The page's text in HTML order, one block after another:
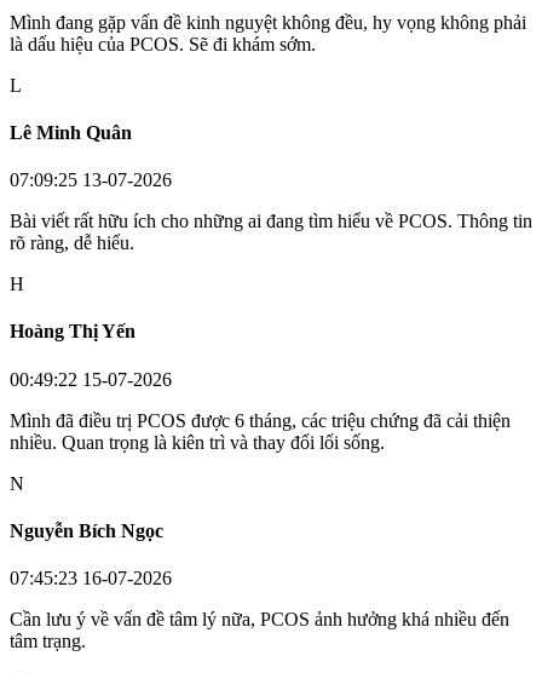
Mình đang gặp vấn đề kinh nguyệt không đều, hy vọng không phải
là dấu hiệu của PCOS. Sẽ đi khám sớm.
L
Lê Minh Quân
07:09:25 13-07-2026
Bài viết rất hữu ích cho những ai đang tìm hiểu về PCOS. Thông tin
rõ ràng, dễ hiểu.
H
Hoàng Thị Yến
00:49:22 15-07-2026
Mình đã điều trị PCOS được 6 tháng, các triệu chứng đã cải thiện
nhiều. Quan trọng là kiên trì và thay đổi lối sống.
N
Nguyễn Bích Ngọc
07:45:23 16-07-2026
Cần lưu ý về vấn đề tâm lý nữa, PCOS ảnh hưởng khá nhiều đến
tâm trạng.